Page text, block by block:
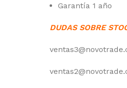
Garantía 1 año
DUDAS SOBRE